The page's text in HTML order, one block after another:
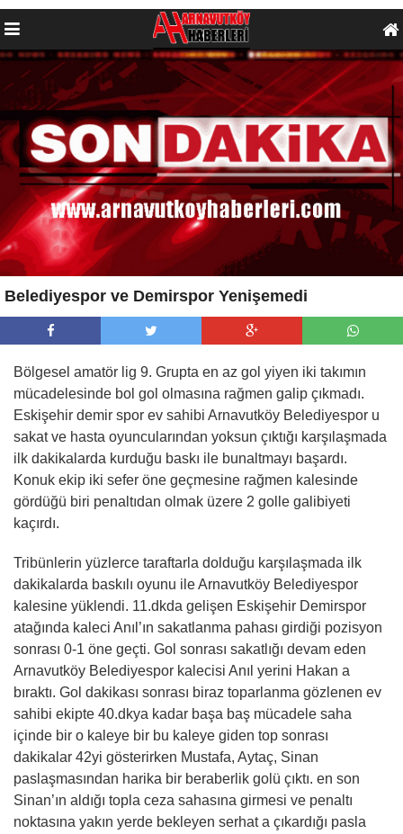
Belediyespor ve Demirspor Yenişemedi
Bölgesel amatör lig 9. Grupta en az gol yiyen iki takımın
mücadelesinde bol gol olmasına rağmen galip çıkmadı.
Eskişehir demir spor ev sahibi Arnavutköy Belediyespor u
sakat ve hasta oyuncularından yoksun çıktığı karşılaşmada
ilk dakikalarda kurduğu baskı ile bunaltmayı başardı.
Konuk ekip iki sefer öne geçmesine rağmen kalesinde
gördüğü biri penaltıdan olmak üzere 2 golle galibiyeti
kaçırdı.
Tribünlerin yüzlerce taraftarla dolduğu karşılaşmada ilk
dakikalarda baskılı oyunu ile Arnavutköy Belediyespor
kalesine yüklendi. 11.dkda gelişen Eskişehir Demirspor
atağında kaleci Anıl’ın sakatlanma pahası girdiği pozisyon
sonrası 0-1 öne geçti. Gol sonrası sakatlığı devam eden
Arnavutköy Belediyespor kalecisi Anıl yerini Hakan a
bıraktı. Gol dakikası sonrası biraz toparlanma gözlenen ev
sahibi ekipte 40.dkya kadar başa baş mücadele saha
içinde bir o kaleye bir bu kaleye giden top sonrası
dakikalar 42yi gösterirken Mustafa, Aytaç, Sinan
paslaşmasından harika bir beraberlik golü çıktı. en son
Sinan’ın aldığı topla ceza sahasına girmesi ve penaltı
noktasına yakın yerde bekleyen serhat a çıkardığı pasla